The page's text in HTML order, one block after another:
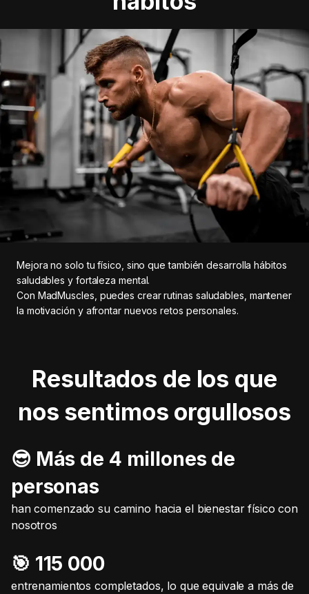
Mejora no solo tu físico, sino que también desarrolla hábitos
saludables y fortaleza mental.
Con MadMuscles, puedes crear rutinas saludables, mantener
la motivación y afrontar nuevos retos personales.
Resultados de los que
nos sentimos orgullosos
😎 Más de 4 millones de
personas
han comenzado su camino hacia el bienestar físico con
nosotros
🎯️ 115 000
entrenamientos completados, lo que equivale a más de